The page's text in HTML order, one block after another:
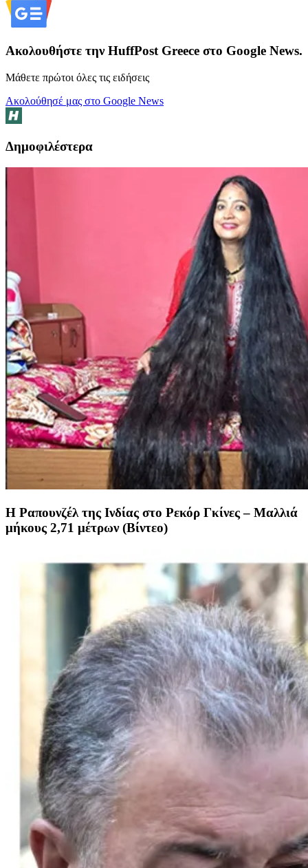
Ακολουθήστε την HuffPost Greece στο Google News.
Μάθετε πρώτοι όλες τις ειδήσεις
Ακολούθησέ μας στο Google News
Δημοφιλέστερα
Η Ραπουνζέλ της Ινδίας στο Ρεκόρ Γκίνες – Μαλλιά
μήκους 2,71 μέτρων (Βίντεο)